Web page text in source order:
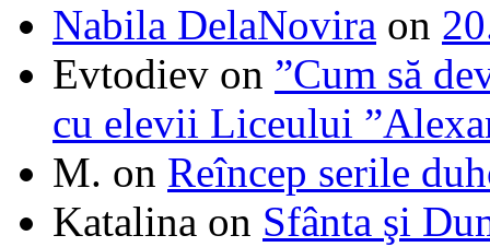
Nabila DelaNovira on
Evtodiev on ”Cum să
cu elevii Liceului
M. on Reîncep serile
Katalina on Sfânta şi